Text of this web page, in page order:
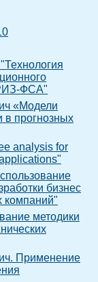
ФСА"
«Модели
в прогнозных
analysis for
бизнес
компаний"
методики
Применение